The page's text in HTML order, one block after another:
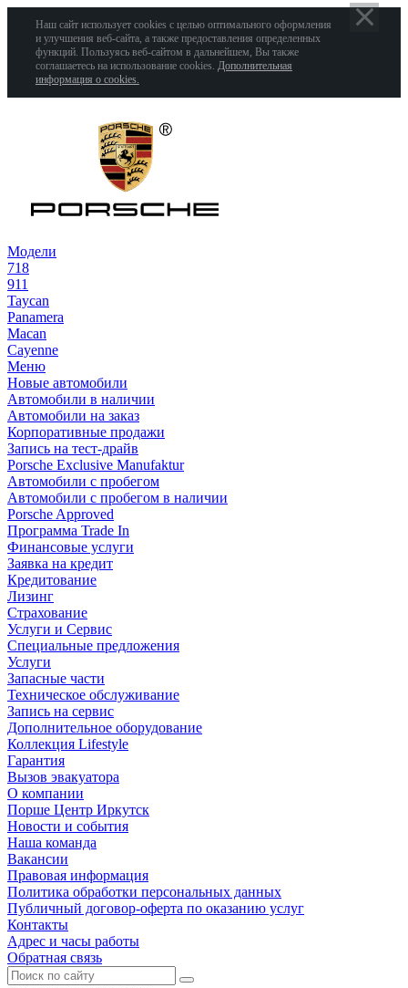
Наш сайт использует cookies с целью оптимального оформления
и улучшения веб-сайта, а также предоставления определенных
функций. Пользуясь веб-сайтом в дальнейшем, Вы также
соглашаетесь на использование cookies. Дополнительная
информация о cookies.
Модели
718
911
Taycan
Panamera
Macan
Cayenne
Меню
Новые автомобили
Автомобили в наличии
Автомобили на заказ
Корпоративные продажи
Запись на тест-драйв
Porsche Exclusive Manufaktur
Автомобили с пробегом
Автомобили с пробегом в наличии
Porsche Approved
Программа Trade In
Финансовые услуги
Заявка на кредит
Кредитование
Лизинг
Страхование
Услуги и Сервис
Специальные предложения
Услуги
Запасные части
Техническое обслуживание
Запись на сервис
Дополнительное оборудование
Коллекция Lifestyle
Гарантия
Вызов эвакуатора
О компании
Порше Центр Иркутск
Новости и события
Наша команда
Вакансии
Правовая информация
Политика обработки персональных данных
Публичный договор-оферта по оказанию услуг
Контакты
Адрес и часы работы
Обратная связь